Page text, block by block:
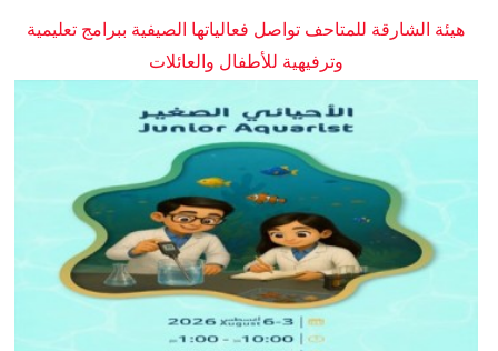
هيئة الشارقة للمتاحف تواصل فعالياتها الصيفية ببرامج تعليمية
وترفيهية للأطفال والعائلات